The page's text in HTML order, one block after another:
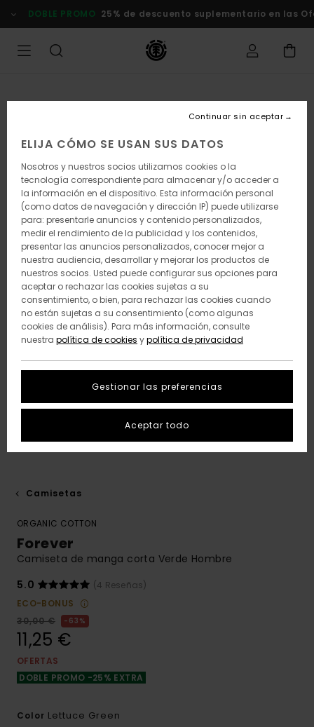
la
DOBLE PROMO 25% de descuento suplementario en las
Camisetas
ORGANIC COTTON
Forever
Camiseta de manga corta Verde Hombre
5.0
(4 Reseñas)
ECO-BONUS
30,00 €
63%
11,25 €
OFERTAS
DOBLE PROMO -25% EXTRA
Color Lettuce Green
ELIJA CÓMO SE USAN SUS DATOS
Nosotros y nuestros socios utilizamos cookies o la
tecnología correspondiente para almacenar y/o acceder a
la información en el dispositivo. Esta información personal
(como datos de navegación y dirección IP) puede utilizarse
para: presentarle anuncios y contenido personalizados,
medir el rendimiento de la publicidad y los contenidos,
presentar las anuncios personalizados, conocer mejor a
nuestra audiencia, desarrollar y mejorar los productos de
nuestros socios. Usted puede configurar sus opciones para
aceptar o rechazar las cookies sujetas a su
consentimiento, o bien, para rechazar las cookies cuando
no están sujetas a su consentimiento (como algunas
cookies de análisis). Para más información, consulte
nuestra política de cookies ypolítica de privacidad
Gestionar las preferencias
Continuar sin aceptar
Aceptar todo